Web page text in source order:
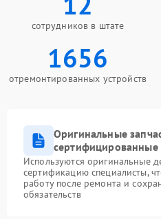
сотрудников в штате
1656
отремонтированных устройств
Оригинальные
сертифицированные
Используются оригинальные
сертификацию специалисты,
работу после ремонта и
обязательств